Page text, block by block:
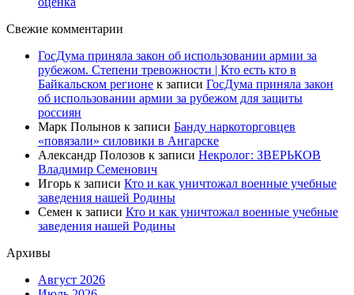
Свежие комментарии
ГосДума приняла закон об использовании армии за
рубежом. Степени тревожности | Кто есть кто в
Байкальском регионе к записи ГосДума приняла закон
об использовании армии за рубежом для защиты
россиян
Марк Полынов к записи Банду наркоторговцев
«повязали» силовики в Ангарске
Александр Полозов к записи Некролог: ЗВЕРЬКОВ
Владимир Семенович
Игорь к записи Кто и как уничтожал военные учебные
заведения нашей Родины
Семен к записи Кто и как уничтожал военные учебные
заведения нашей Родины
Архивы
Август 2026